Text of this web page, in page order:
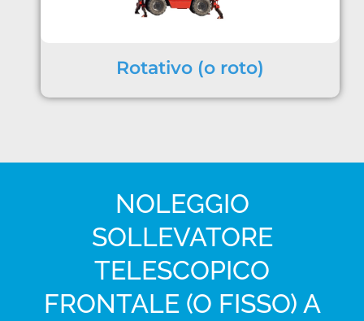
Rotativo (o roto)
NOLEGGIO
SOLLEVATORE
TELESCOPICO
FRONTALE (O FISSO) A